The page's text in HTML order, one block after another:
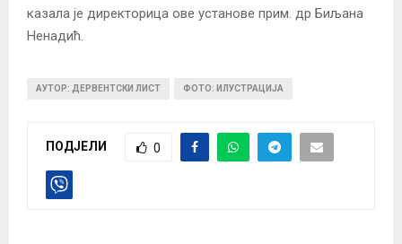
казала је директорица ове установе прим. др Биљана
Ненадић.
АУТОР: ДЕРВЕНТСКИ ЛИСТ ФОТО: ИЛУСТРАЦИЈА
ПОДЈЕЛИ 0